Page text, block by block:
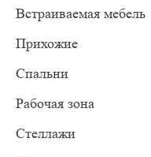
Встраиваемая мебель
Прихожие
Спальни
Рабочая зона
Стеллажи